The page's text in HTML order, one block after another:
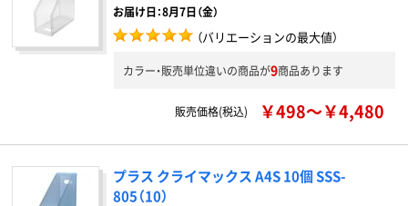
お届け日：8月7日（金）
（バリエーションの最大値）
カラー・販売単位違いの商品が9商品あります
販売価格(税込) ￥498～￥4,480
プラス クライマックス A4S 10個 SSS-
805（10）